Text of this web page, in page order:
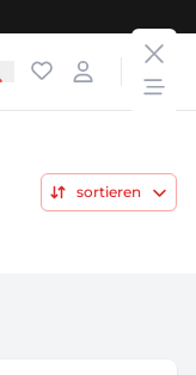
Favoriten
Login
sortieren